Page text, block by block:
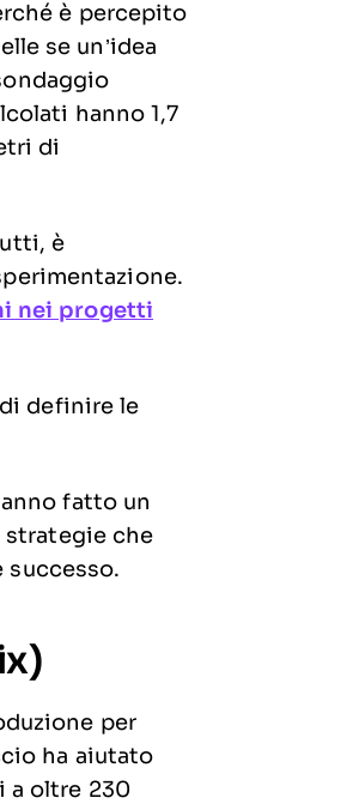
è percepito
se un’idea
hanno 1,7
di
è
nei progetti
definire le
fatto un
strategie che
per
ha aiutato
a oltre 230